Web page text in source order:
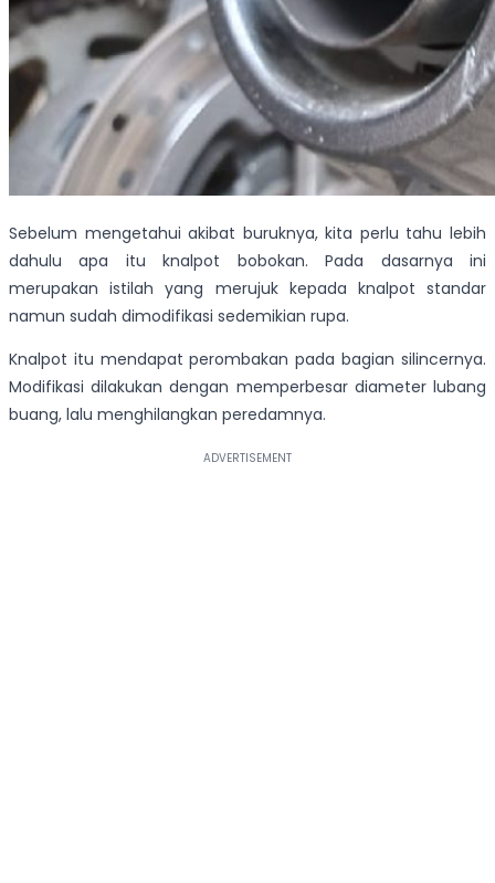
Sebelum mengetahui akibat buruknya, kita perlu tahu lebih
dahulu apa itu knalpot bobokan. Pada dasarnya ini
merupakan istilah yang merujuk kepada knalpot standar
namun sudah dimodifikasi sedemikian rupa.
Knalpot itu mendapat perombakan pada bagian silincernya.
Modifikasi dilakukan dengan memperbesar diameter lubang
buang, lalu menghilangkan peredamnya.